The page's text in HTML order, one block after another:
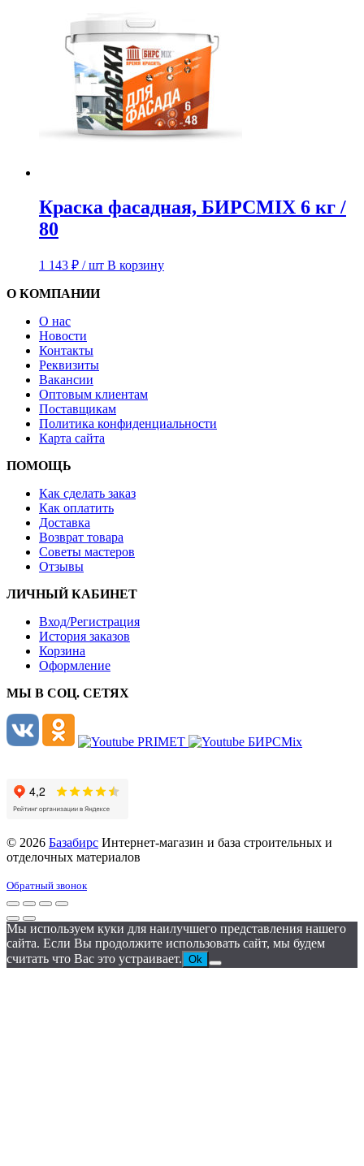
Краска фасадная, БИРСMIX 6 кг /
80
1 143 ₽ / шт В корзину
О КОМПАНИИ
О нас
Новости
Контакты
Реквизиты
Вакансии
Оптовым клиентам
Поставщикам
Политика конфиденциальности
Карта сайта
ПОМОЩЬ
Как сделать заказ
Как оплатить
Доставка
Возврат товара
Советы мастеров
Отзывы
ЛИЧНЫЙ КАБИНЕТ
Вход/Регистрация
История заказов
Корзина
Оформление
МЫ В СОЦ. СЕТЯХ
© 2026 Базабирс Интернет-магазин и база строительных и
отделочных материалов
Обратный звонок
Мы используем куки для наилучшего представления нашего
сайта. Если Вы продолжите использовать сайт, мы будем
считать что Вас это устраивает. Ok